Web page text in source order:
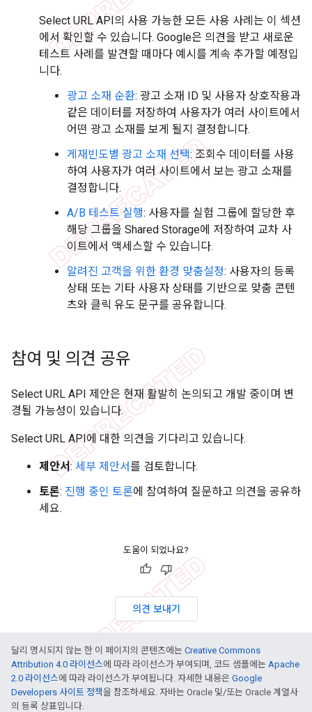
Select URL API의 사용 가능한 모든 사용 사례는 이 섹션
에서 확인할 수 있습니다. Google은 의견을 받고 새로운
테스트 사례를 발견할 때마다 예시를 계속 추가할 예정입
니다.
광고 소재 순환: 광고 소재 ID 및 사용자 상호작용과
같은 데이터를 저장하여 사용자가 여러 사이트에서
어떤 광고 소재를 보게 될지 결정합니다.
게재빈도별 광고 소재 선택: 조회수 데이터를 사용
하여 사용자가 여러 사이트에서 보는 광고 소재를
결정합니다.
A/B 테스트 실행: 사용자를 실험 그룹에 할당한 후
해당 그룹을 Shared Storage에 저장하여 교차 사
이트에서 액세스할 수 있습니다.
알려진 고객을 위한 환경 맞춤설정: 사용자의 등록
상태 또는 기타 사용자 상태를 기반으로 맞춤 콘텐
츠와 클릭 유도 문구를 공유합니다.
참여 및 의견 공유
Select URL API 제안은 현재 활발히 논의되고 개발 중이며 변
경될 가능성이 있습니다.
Select URL API에 대한 의견을 기다리고 있습니다.
제안서:세부 제안서를 검토합니다.
토론: 진행 중인 토론에 참여하여 질문하고 의견을 공유하
세요.
도움이 되었나요?
의견 보내기
달리 명시되지 않는 한 이 페이지의 콘텐츠에는 Creative Commons
Attribution 4.0 라이선스에 따라 라이선스가 부여되며, 코드 샘플에는 Apache
2.0 라이선스에 따라 라이선스가 부여됩니다. 자세한 내용은 Google
Developers 사이트 정책을 참조하세요. 자바는 Oracle 및/또는 Oracle 계열사
의 등록 상표입니다.